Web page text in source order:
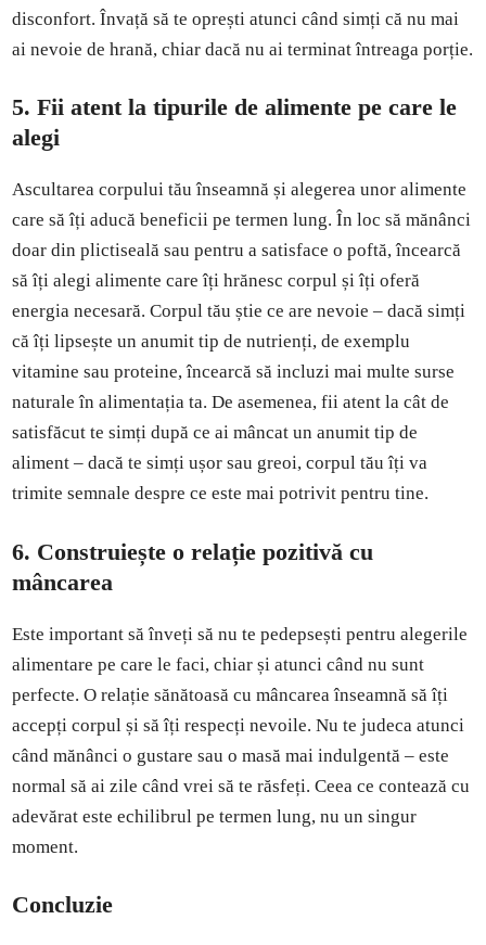
disconfort. Învață să te oprești atunci când simți că nu mai
ai nevoie de hrană, chiar dacă nu ai terminat întreaga porție.
5.Fii atent la tipurile de alimente pe care le
alegi
Ascultarea corpului tău înseamnă și alegerea unor alimente
care să îți aducă beneficii pe termen lung. În loc să mănânci
doar din plictiseală sau pentru a satisface o poftă, încearcă
să îți alegi alimente care îți hrănesc corpul și îți oferă
energia necesară. Corpul tău știe ce are nevoie – dacă simți
că îți lipsește un anumit tip de nutrienți, de exemplu
vitamine sau proteine, încearcă să incluzi mai multe surse
naturale în alimentația ta. De asemenea, fii atent la cât de
satisfăcut te simți după ce ai mâncat un anumit tip de
aliment – dacă te simți ușor sau greoi, corpul tău îți va
trimite semnale despre ce este mai potrivit pentru tine.
6. Construiește o relație pozitivă cu
mâncarea
Este important să înveți să nu te pedepsești pentru alegerile
alimentare pe care le faci, chiar și atunci când nu sunt
perfecte. O relație sănătoasă cu mâncarea înseamnă să îți
accepți corpul și să îți respecți nevoile. Nu te judeca atunci
când mănânci o gustare sau o masă mai indulgentă – este
normal să ai zile când vrei să te răsfeți. Ceea ce contează cu
adevărat este echilibrul pe termen lung, nu un singur
moment.
Concluzie